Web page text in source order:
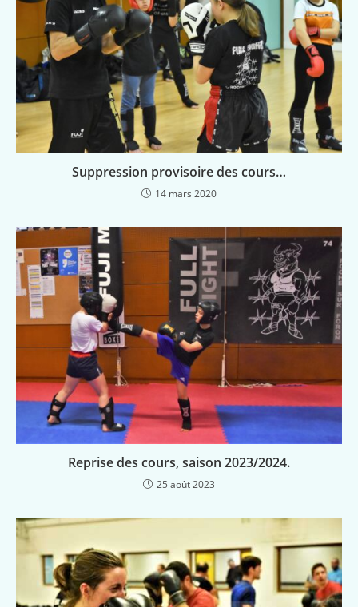
Suppression provisoire des cours…
14 mars 2020
Reprise des cours, saison 2023/2024.
25 août 2023